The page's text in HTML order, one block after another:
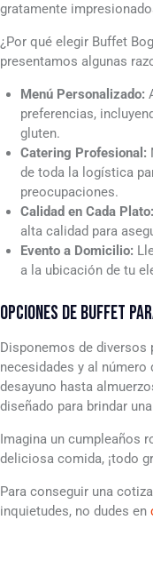
gratamente
¿Por qué elegir Buffet
presentamos algunas
Menú Personalizado:
preferencias,
gluten.
Catering Profesional:
de toda la logística
preocupaciones.
Calidad en Cada Plato:
alta calidad para
Evento a Domicilio:
a la ubicación de tu
OPCIONES DE BUFFET
Disponemos de diversos
necesidades y al
desayuno hasta
diseñado para brindar
Imagina un cumpleaños
deliciosa comida, ¡todo
Para conseguir una
inquietudes, no dudes en